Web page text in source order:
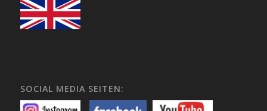
SOCIAL MEDIA SEITEN: